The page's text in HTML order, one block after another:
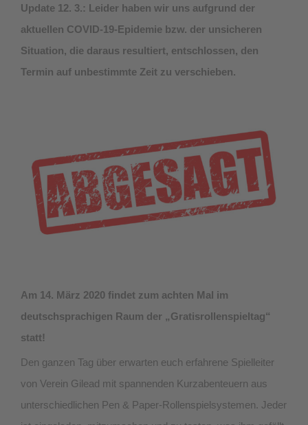
Update 12. 3.: Leider haben wir uns aufgrund der
aktuellen COVID-19-Epidemie bzw. der unsicheren
Situation, die daraus resultiert, entschlossen, den
Termin auf unbestimmte Zeit zu verschieben.
Am 14. März 2020 findet zum achten Mal im
deutschsprachigen Raum der „Gratisrollenspieltag“
statt!
Den ganzen Tag über erwarten euch erfahrene Spielleiter
von Verein Gilead mit spannenden Kurzabenteuern aus
unterschiedlichen Pen & Paper-Rollenspielsystemen. Jeder